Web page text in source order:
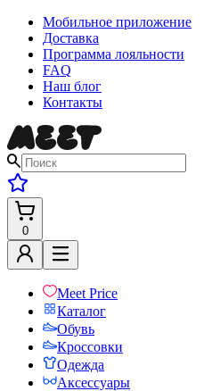
Мобильное приложение
Доставка
Программа лояльности
FAQ
Наш блог
Контакты
0
Meet Price
Каталог
Обувь
Кроссовки
Одежда
Аксессуары